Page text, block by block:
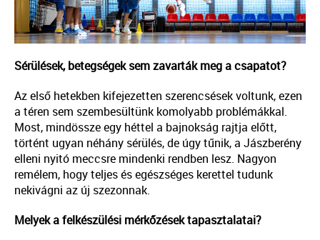
Sérülések, betegségek sem zavarták meg a csapatot?
Az első hetekben kifejezetten szerencsések voltunk, ezen
a téren sem szembesültünk komolyabb problémákkal.
Most, mindössze egy héttel a bajnokság rajtja előtt,
történt ugyan néhány sérülés, de úgy tűnik, a Jászberény
elleni nyitó meccsre mindenki rendben lesz. Nagyon
remélem, hogy teljes és egészséges kerettel tudunk
nekivágni az új szezonnak.
Melyek a felkészülési mérkőzések tapasztalatai?